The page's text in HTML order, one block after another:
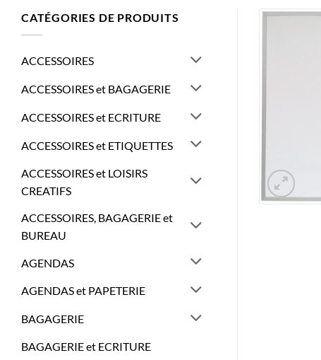
CATÉGORIES DE PRODUITS
ACCESSOIRES
ACCESSOIRES et BAGAGERIE
ACCESSOIRES et ECRITURE
ACCESSOIRES et ETIQUETTES
ACCESSOIRES et LOISIRS
CREATIFS
ACCESSOIRES, BAGAGERIE et
BUREAU
AGENDAS
AGENDAS et PAPETERIE
BAGAGERIE
BAGAGERIE et ECRITURE